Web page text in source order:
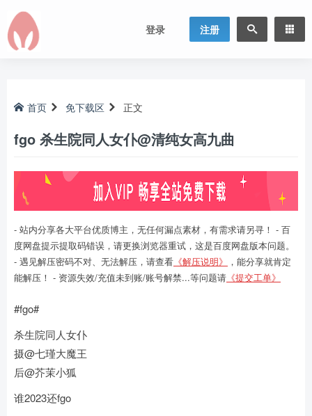
登录 注册
首页 免下载区 正文
fgo 杀生院同人女仆@清纯女高九曲
- 站内分享各大平台优质博主，无任何漏点素材，有需求请另寻！ - 百
度网盘提示提取码错误，请更换浏览器重试，这是百度网盘版本问题。
- 遇见解压密码不对、无法解压，请查看 《解压说明》
，能分享就肯定
能解压！ - 资源失效/充值未到账/账号解禁...等问题请 《提交工单》
#fgo#
杀生院同人女仆
摄@七瑾大魔王
后@芥茉小狐
谁2023还fgo ​​​